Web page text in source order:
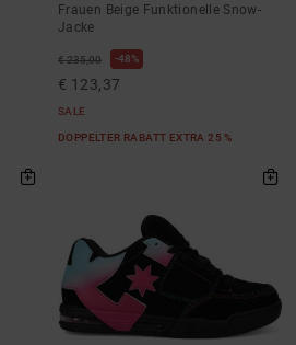
Frauen Beige Funktionelle Snow-
Jacke
€ 235,00 48%
€ 123,37
SALE
DOPPELTER RABATT EXTRA 25 %